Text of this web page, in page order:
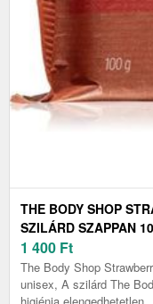
THE BODY SHOP
SZILÁRD SZAPPAN
1 400 Ft
The Body Shop
unisex, A szilárd The